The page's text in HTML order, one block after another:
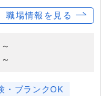
職場情報を見る
・ブランクOK